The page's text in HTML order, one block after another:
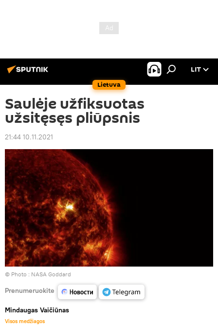
Lietuva
LIT
Saulėje užfiksuotas
užsitęsęs pliūpsnis
21:44 10.11.2021
© Photo : NASA Goddard
Prenumeruokite
Mindaugas Vaičiūnas
Visos medžiagos